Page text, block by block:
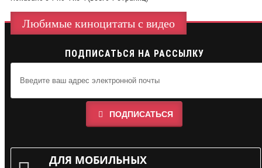
Любимые киноцитаты с видео
ПОДПИСАТЬСЯ НА РАССЫЛКУ
ПОДПИСАТЬСЯ
ДЛЯ МОБИЛЬНЫХ